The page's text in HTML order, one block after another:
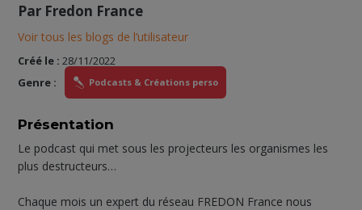
Par Fredon France
Voir tous les blogs de l’utilisateur
Créé le :28/11/2022
Genre :
Podcasts & Créations perso
Présentation
Le podcast qui met sous les projecteurs les organismes les
plus destructeurs…
Chaque mois un expert du réseau FREDON France nous